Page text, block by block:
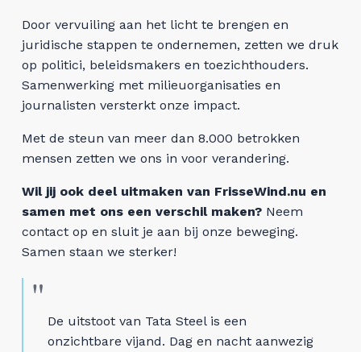
Veelgestelde vragen
Feiten & Cijfers
Tata Steel livestream
De buren van Tata Steel
Nieuwsbrief
Teken de petitie
Doneer nu
Doe mee aan de massaclaim
Door vervuiling aan het licht te brengen en
juridische stappen te ondernemen, zetten we druk
op politici, beleidsmakers en toezichthouders.
Samenwerking met milieuorganisaties en
journalisten versterkt onze impact.
Met de steun van meer dan 8.000 betrokken
mensen zetten we ons in voor verandering.
Wil jij ook deel uitmaken van FrisseWind.nu en
samen met ons een verschil maken? Neem
contact op en sluit je aan bij onze beweging.
Samen staan we sterker!
De uitstoot van Tata Steel is een
onzichtbare vijand. Dag en nacht aanwezig